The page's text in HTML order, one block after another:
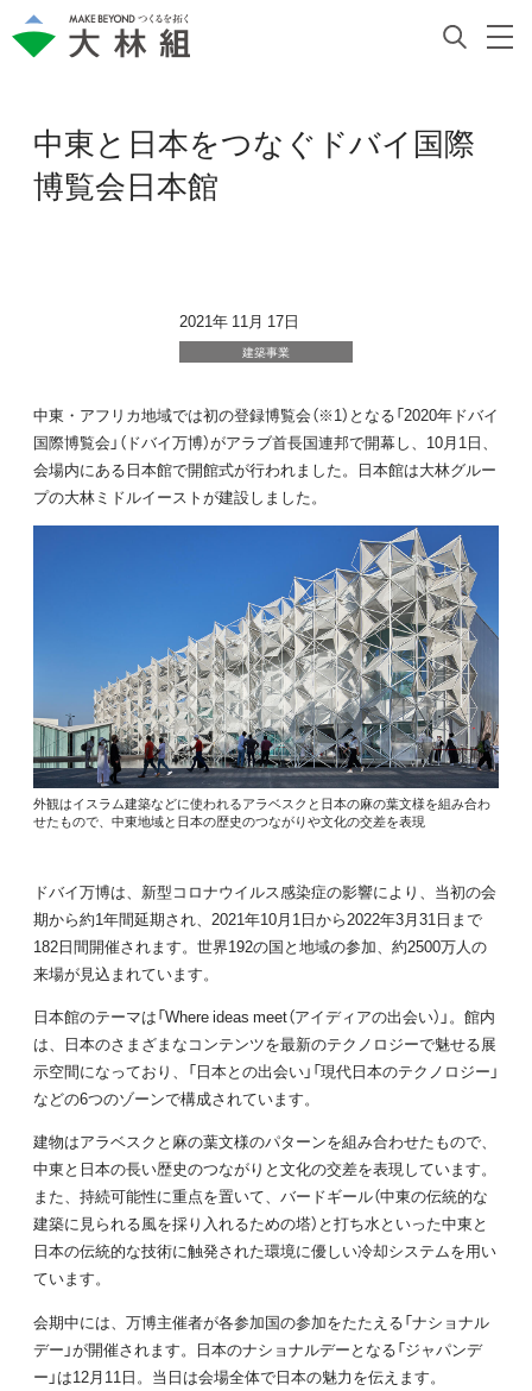
中東と日本をつなぐドバイ国際
博覧会⽇本館
2021年 11月 17日
建築事業
中東・アフリカ地域では初の登録博覧会（※1）となる「2020年ドバイ
国際博覧会」（ドバイ万博）がアラブ首長国連邦で開幕し、10月1日、
会場内にある日本館で開館式が行われました。日本館は大林グルー
プの大林ミドルイーストが建設しました。
外観はイスラム建築などに使われるアラベスクと日本の麻の葉文様を組み合わ
せたもので、中東地域と日本の歴史のつながりや文化の交差を表現
ドバイ万博は、新型コロナウイルス感染症の影響により、当初の会
期から約1年間延期され、2021年10月1日から2022年3月31日まで
182日間開催されます。世界192の国と地域の参加、約2500万人の
来場が見込まれています。
日本館のテーマは「Where ideas meet（アイディアの出会い）」。館内
は、日本のさまざまなコンテンツを最新のテクノロジーで魅せる展
示空間になっており、「日本との出会い」「現代日本のテクノロジー」
などの6つのゾーンで構成されています。
建物はアラベスクと麻の葉文様のパターンを組み合わせたもので、
中東と日本の長い歴史のつながりと文化の交差を表現しています。
また、持続可能性に重点を置いて、バードギール（中東の伝統的な
建築に見られる風を採り入れるための塔）と打ち水といった中東と
日本の伝統的な技術に触発された環境に優しい冷却システムを用い
ています。
会期中には、万博主催者が各参加国の参加をたたえる「ナショナル
デー」が開催されます。日本のナショナルデーとなる「ジャパンデ
ー」は12月11日。当日は会場全体で日本の魅力を伝えます。